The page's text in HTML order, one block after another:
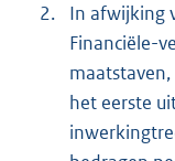
2.
In afwijking
Financiële-
het eerste